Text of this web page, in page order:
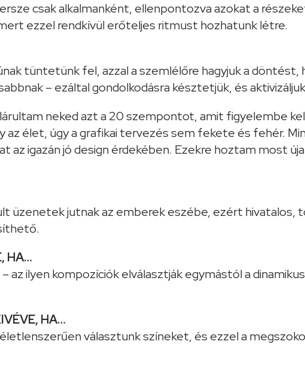
csak alkalmanként, ellenpontozva azokat a
ezzel rendkívül erőteljes ritmust hozhatunk létre.
tüntetünk fel, azzal a szemlélőre hagyjuk a döntést,
– ezáltal gondolkodásra késztetjük, és
üzenetek jutnak az emberek eszébe, ezért hivatalos,
HA…
az ilyen kompozíciók elválasztják egymástól a
HA…
választunk színeket, és ezzel a